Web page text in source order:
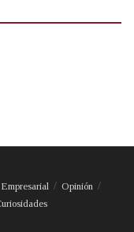
Empresarial
Opinión